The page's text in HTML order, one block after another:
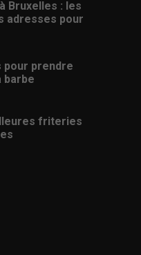
Bruxelles : les
adresses pour
pour prendre
barbe
friteries